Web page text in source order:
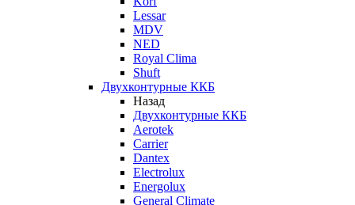
Lessar
MDV
NED
Royal Clima
Shuft
Двухконтурные ККБ
Назад
Двухконтурные ККБ
Aerotek
Carrier
Dantex
Electrolux
Energolux
General Climate